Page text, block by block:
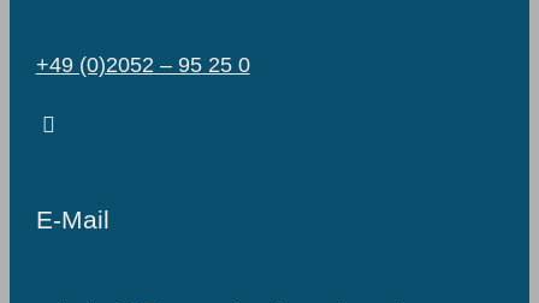
+49 (0)2052 – 95 25 0
E-Mail